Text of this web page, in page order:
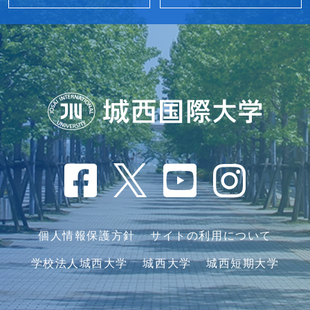
個人情報保護方針 サイトの利用について
学校法人城西大学 城西大学 城西短期大学